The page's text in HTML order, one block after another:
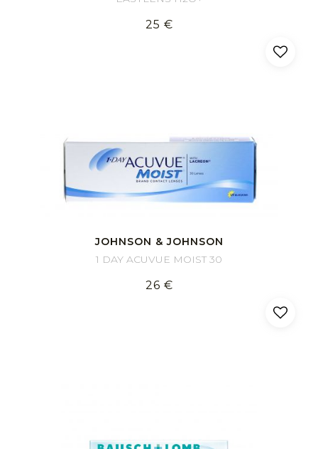
25 €
JOHNSON & JOHNSON
1 DAY ACUVUE MOIST 30
26 €